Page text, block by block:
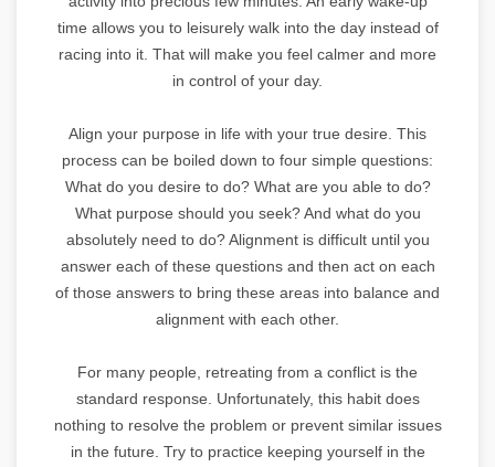
time allows you to leisurely walk into the day instead of
racing into it. That will make you feel calmer and more
in control of your day.
Align your purpose in life with your true desire. This
process can be boiled down to four simple questions:
What do you desire to do? What are you able to do?
What purpose should you seek? And what do you
absolutely need to do? Alignment is difficult until you
answer each of these questions and then act on each
of those answers to bring these areas into balance and
alignment with each other.
For many people, retreating from a conflict is the
standard response. Unfortunately, this habit does
nothing to resolve the problem or prevent similar issues
in the future. Try to practice keeping yourself in the